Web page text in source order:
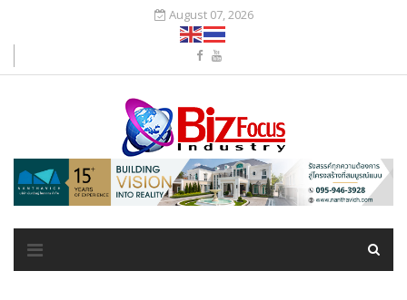
August 07, 2026